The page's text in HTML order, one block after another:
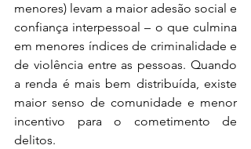
menores) levam a maior adesão social e
confiança interpessoal – o que culmina
em menores índices de criminalidade e
de violência entre as pessoas. Quando
a renda é mais bem distribuída, existe
maior senso de comunidade e menor
incentivo para o cometimento de
delitos.